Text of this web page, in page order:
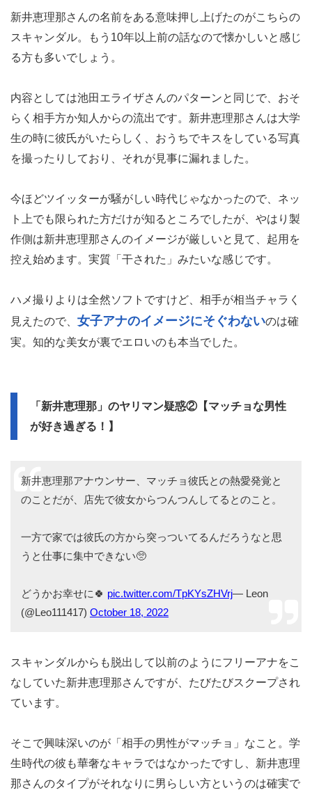
新井恵理那さんの名前をある意味押し上げたのがこちらの
スキャンダル。もう10年以上前の話なので懐かしいと感じ
る方も多いでしょう。
内容としては池田エライザさんのパターンと同じで、おそ
らく相手方か知人からの流出です。新井恵理那さんは大学
生の時に彼氏がいたらしく、おうちでキスをしている写真
を撮ったりしており、それが見事に漏れました。
今ほどツイッターが騒がしい時代じゃなかったので、ネッ
ト上でも限られた方だけが知るところでしたが、やはり製
作側は新井恵理那さんのイメージが厳しいと見て、起用を
控え始めます。実質「干された」みたいな感じです。
ハメ撮りよりは全然ソフトですけど、相手が相当チャラく
見えたので、 女子アナのイメージにそぐわないのは確
実。知的な美女が裏でエロいのも本当でした。
「新井恵理那」のヤリマン疑惑②【マッチョな男性
が好き過ぎる！】
新井恵理那アナウンサー、マッチョ彼氏との熱愛発覚と
のことだが、店先で彼女からつんつんしてるとのこと。
一方で家では彼氏の方から突っついてるんだろうなと思
うと仕事に集中できない🥺
どうかお幸せに🍀 pic.twitter.com/TpKYsZHVrj— Leon
(@Leo111417) October 18, 2022
スキャンダルからも脱出して以前のようにフリーアナをこ
なしていた新井恵理那さんですが、たびたびスクープされ
ています。
そこで興味深いのが「相手の男性がマッチョ」なこと。学
生時代の彼も華奢なキャラではなかったですし、新井恵理
那さんのタイプがそれなりに男らしい方というのは確実で